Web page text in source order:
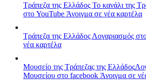
Τράπεζα της Ελλάδος Το κανάλι της
στο YouTube Άνοιγμα σε νέα καρτέλα
Τράπεζα της Ελλάδος Λογαριασμός
νέα καρτέλα
Μουσείο της Τράπεζας της Ελλάδος
Μουσείου στο facebook Άνοιγμα σε